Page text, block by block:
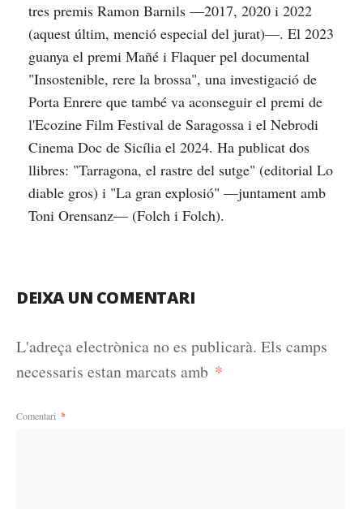
tres premis Ramon Barnils —2017, 2020 i 2022
(aquest últim, menció especial del jurat)—. El 2023
guanya el premi Mañé i Flaquer pel documental
"Insostenible, rere la brossa", una investigació de
Porta Enrere que també va aconseguir el premi de
l'Ecozine Film Festival de Saragossa i el Nebrodi
Cinema Doc de Sicília el 2024. Ha publicat dos
llibres: "Tarragona, el rastre del sutge" (editorial Lo
diable gros) i "La gran explosió" —juntament amb
Toni Orensanz— (Folch i Folch).
DEIXA UN COMENTARI
L'adreça electrònica no es publicarà. Els camps
necessaris estan marcats amb *
Comentari *